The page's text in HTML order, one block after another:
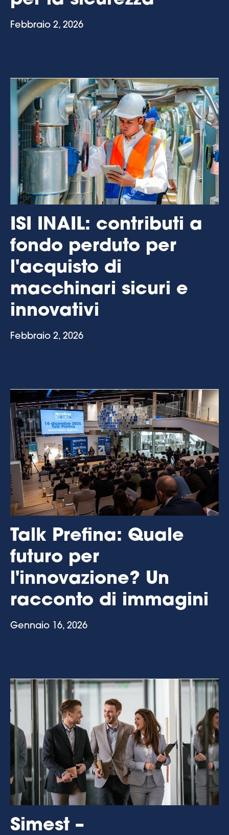
Febbraio 2, 2026
ISI INAIL: contributi a
fondo perduto per
l'acquisto di
macchinari sicuri e
innovativi
Febbraio 2, 2026
Talk Prefina: Quale
futuro per
l'innovazione? Un
racconto di immagini
Gennaio 16, 2026
Simest –